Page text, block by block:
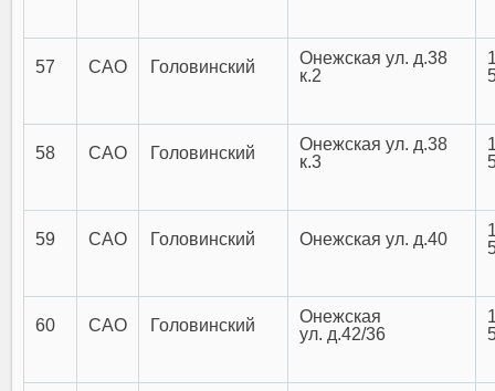
57 САО Головинский
Онежская ул. д.38
к.2
58 САО Головинский
Онежская ул. д.38
к.3
59 САО Головинский Онежская ул. д.40
60 САО Головинский
Онежская
ул. д.42/36